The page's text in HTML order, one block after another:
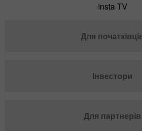
Insta TV
Для
Інвестори
Для партнерів